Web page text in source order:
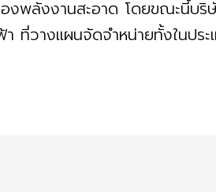
งพลังงานสะอาด โดยขณะนี้บริ
ที่วางแผนจัดจำหน่ายทั้งในประ